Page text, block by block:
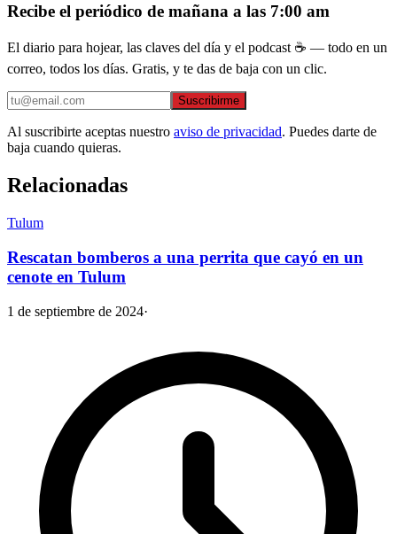
Recibe el periódico de mañana a las 7:00 am
El diario para hojear, las claves del día y el podcast ☕ — todo en un
correo, todos los días. Gratis, y te das de baja con un clic.
Suscribirme
Al suscribirte aceptas nuestro aviso de privacidad. Puedes darte de
baja cuando quieras.
Relacionadas
Tulum
Rescatan bomberos a una perrita que cayó en un
cenote en Tulum
1 de septiembre de 2024·